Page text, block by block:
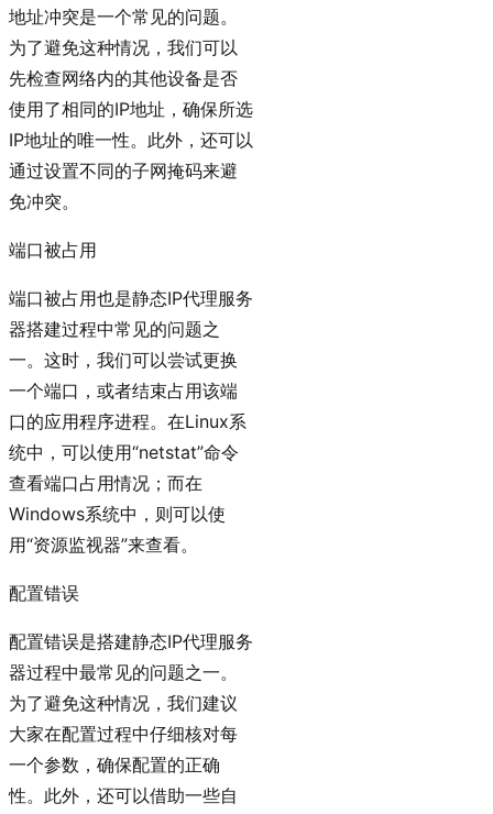
地址冲突是一个常见的问题。
为了避免这种情况，我们可以
先检查网络内的其他设备是否
使用了相同的IP地址，确保所选
IP地址的唯一性。此外，还可以
通过设置不同的子网掩码来避
免冲突。
端口被占用
端口被占用也是静态IP代理服务
器搭建过程中常见的问题之
一。这时，我们可以尝试更换
一个端口，或者结束占用该端
口的应用程序进程。在Linux系
统中，可以使用“netstat”命令
查看端口占用情况；而在
Windows系统中，则可以使
用“资源监视器”来查看。
配置错误
配置错误是搭建静态IP代理服务
器过程中最常见的问题之一。
为了避免这种情况，我们建议
大家在配置过程中仔细核对每
一个参数，确保配置的正确
性。此外，还可以借助一些自